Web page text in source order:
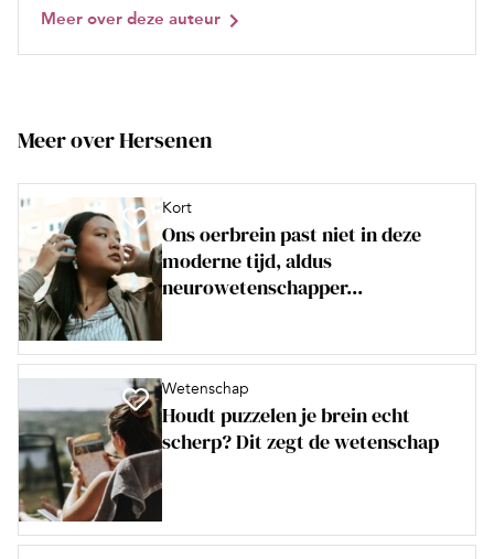
Meer over deze auteur
Meer over Hersenen
Kort
Ons oerbrein past niet in deze
moderne tijd, aldus
neurowetenschapper...
Wetenschap
Houdt puzzelen je brein echt
scherp? Dit zegt de wetenschap